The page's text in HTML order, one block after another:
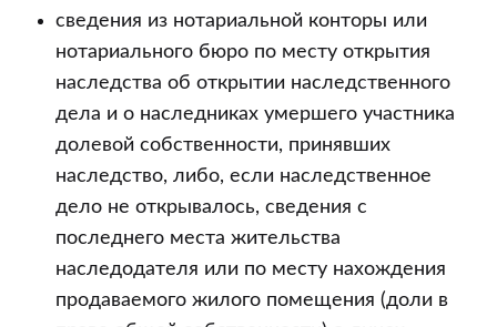
сведения из нотариальной конторы или
нотариального бюро по месту открытия
наследства об открытии наследственного
дела и о наследниках умершего участника
долевой собственности, принявших
наследство, либо, если наследственное
дело не открывалось, сведения с
последнего места жительства
наследодателя или по месту нахождения
продаваемого жилого помещения (доли в